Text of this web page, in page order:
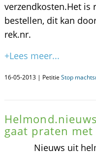
verzendkosten.Het
bestellen, dit kan
rek.nr.
+Lees meer...
16-05-2013 | Petitie Stop
gaat praten met
Nieuws uit